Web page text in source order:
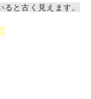
と古く見えます。